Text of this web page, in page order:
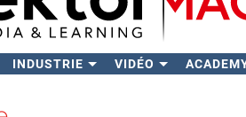
INDUSTRIE VIDÉO